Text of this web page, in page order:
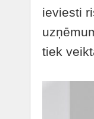
ieviesti
tiek